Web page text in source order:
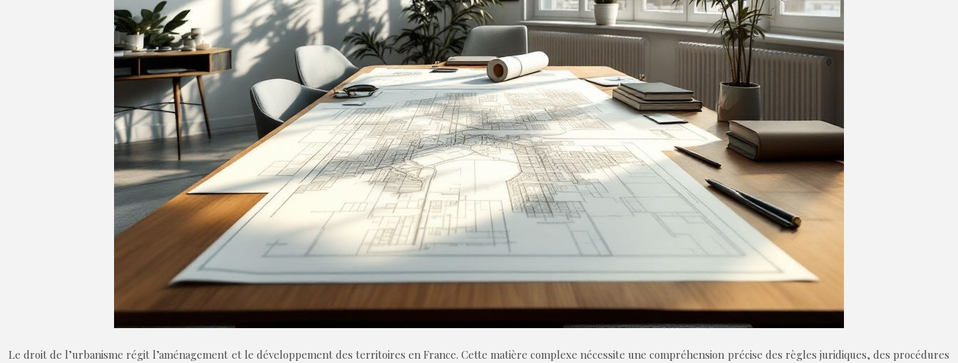
Le droit de l’urbanisme régit l’aménagement et le développement des territoires en France. Cette matière complexe nécessite une compréhension précise des règles juridiques, des procédures